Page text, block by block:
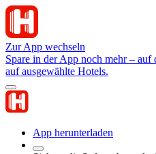
Zur App wechseln
Spare in der App noch mehr –
auf ausgewählte Hotels.
App herunterladen